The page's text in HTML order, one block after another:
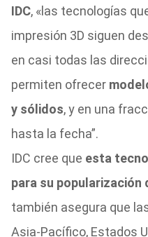
IDC, «las tecnologías
impresión 3D siguen
en casi todas las
permiten ofrecer
y sólidos, y en una
hasta la fecha”.
IDC cree que esta
para su popularización
también asegura que
Asia-Pacífico, Estados